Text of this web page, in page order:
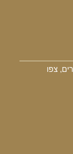
צפו